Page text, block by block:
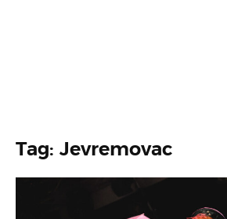
Tag: Jevremovac